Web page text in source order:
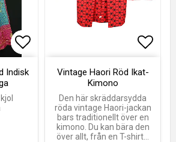
Lägg till i favoritlistan
Lägg till i favoritlistan
Indisk
Vintage Haori Röd Ikat-
Kimono
Den här skräddarsydda
röda vintage Haori-jackan
bars traditionellt över en
kimono. Du kan bära den
över allt, från en T-shirt…